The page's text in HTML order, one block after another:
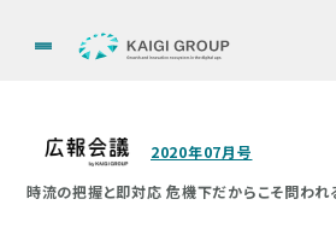
2020年07月号
時流の把握と即対応 危機下だからこそ問われ